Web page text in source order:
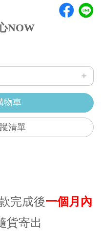
NOW
物車
清單
完成後一個月內
貨寄出